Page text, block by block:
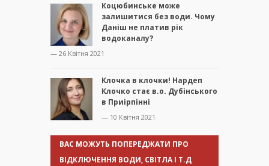
Коцюбинське може
залишитися без води. Чому
Даніш не платив рік
водоканалу?
— 26 Квітня 2021
Клочка в клочки! Нардеп
Клочко стає в.о. Дубінського
в Приірпінні
— 10 Квітня 2021
ВАС МОЖУТЬ ПОПЕРЕДЖАТИ ПРО
ВІДКЛЮЧЕННЯ ВОДИ, СВІТЛА І Т.Д